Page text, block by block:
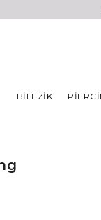
BILEZIK